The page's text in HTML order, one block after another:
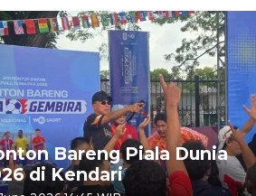
Bareng Piala Dunia
di Kendari